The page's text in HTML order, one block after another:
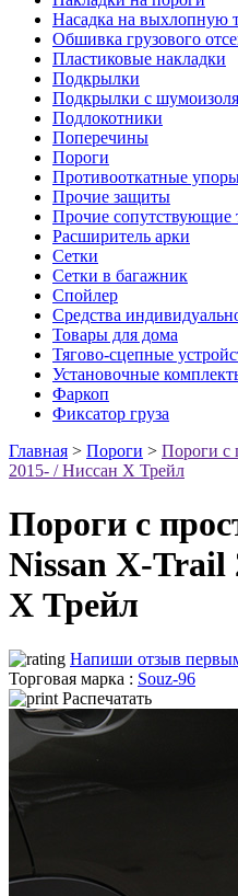
Насадка на выхлопную
Обшивка грузового
Пластиковые накладки
Подкрылки
Подкрылки с
Подлокотники
Поперечины
Пороги
Противооткатные
Прочие защиты
Прочие сопутствующие
Расширитель арки
Сетки
Сетки в багажник
Спойлер
Средства
Товары для дома
Тягово-сцепные
Установочные
Фаркоп
Фиксатор груза
Главная > Пороги > Пороги с
2015- / Ниссан Х Трейл
Пороги с
Nissan X-Trail
Х Трейл
Напиши отзыв
Торговая марка : Souz-96
Распечатать